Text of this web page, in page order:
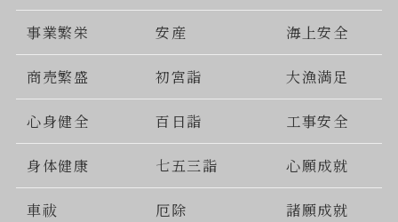
事業繁栄 安産 海上安全
商売繁盛 初宮詣 大漁満足
心身健全 百日詣 工事安全
身体健康 七五三詣 心願成就
車祓 厄除 諸願成就